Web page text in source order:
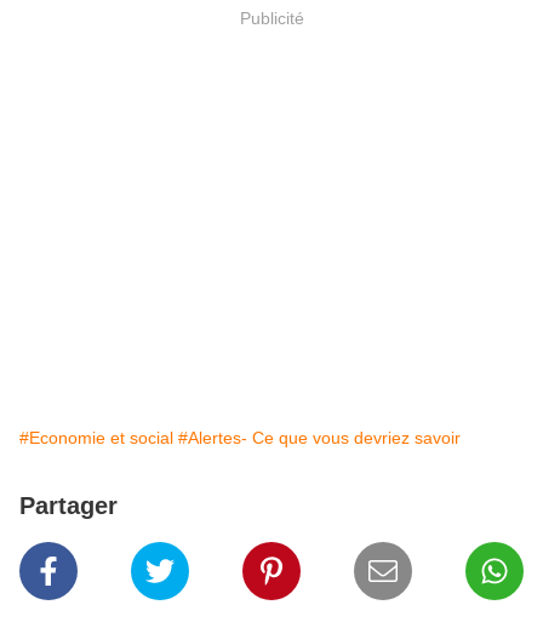
Publicité
#Economie et social #Alertes- Ce que vous devriez savoir
Partager